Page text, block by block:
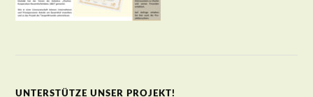
UNTERSTÜTZE UNSER PROJEKT!